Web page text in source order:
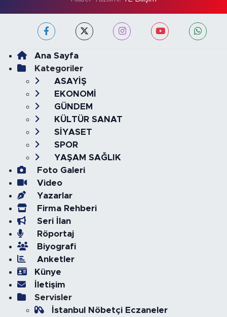
Ana Sayfa
Kategoriler
ASAYİŞ
EKONOMİ
GÜNDEM
KÜLTÜR SANAT
SİYASET
SPOR
YAŞAM SAĞLIK
Foto Galeri
Video
Yazarlar
Firma Rehberi
Seri İlan
Röportaj
Biyografi
Anketler
Künye
İletişim
Servisler
İstanbul Nöbetçi Eczaneler